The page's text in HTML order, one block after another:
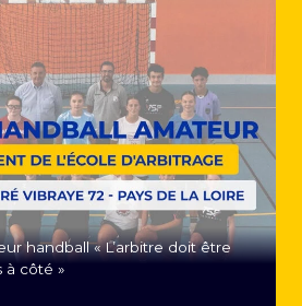
handball « L’arbitre doit être
à côté »